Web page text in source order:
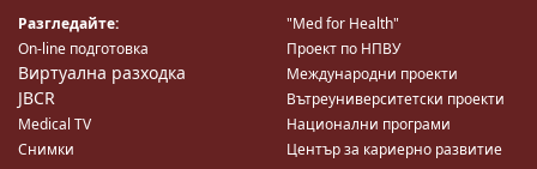
Разгледайте:
On-line подготовка
Виртуална разходка
JBCR
Medical TV
Снимки
"Med for Health"
Проект по НПВУ
Международни проекти
Вътреуниверситетски проекти
Национални програми
Център за кариерно развитие